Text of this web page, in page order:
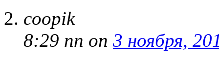
coopik
8:29 пп on 3 ноября,